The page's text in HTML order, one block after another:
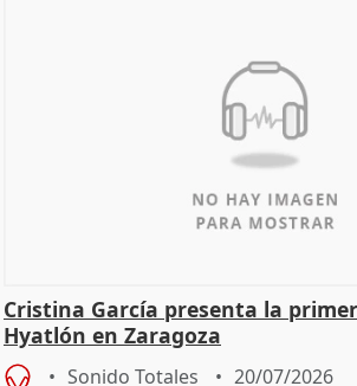
Cristina García presenta la
Hyatlón en Zaragoza
Sonido Totales 20/07/2026